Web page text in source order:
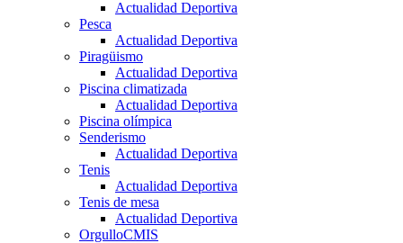
Actualidad Deportiva
Pesca
Actualidad Deportiva
Piragüismo
Actualidad Deportiva
Piscina climatizada
Actualidad Deportiva
Piscina olímpica
Senderismo
Actualidad Deportiva
Tenis
Actualidad Deportiva
Tenis de mesa
Actualidad Deportiva
OrgulloCMIS